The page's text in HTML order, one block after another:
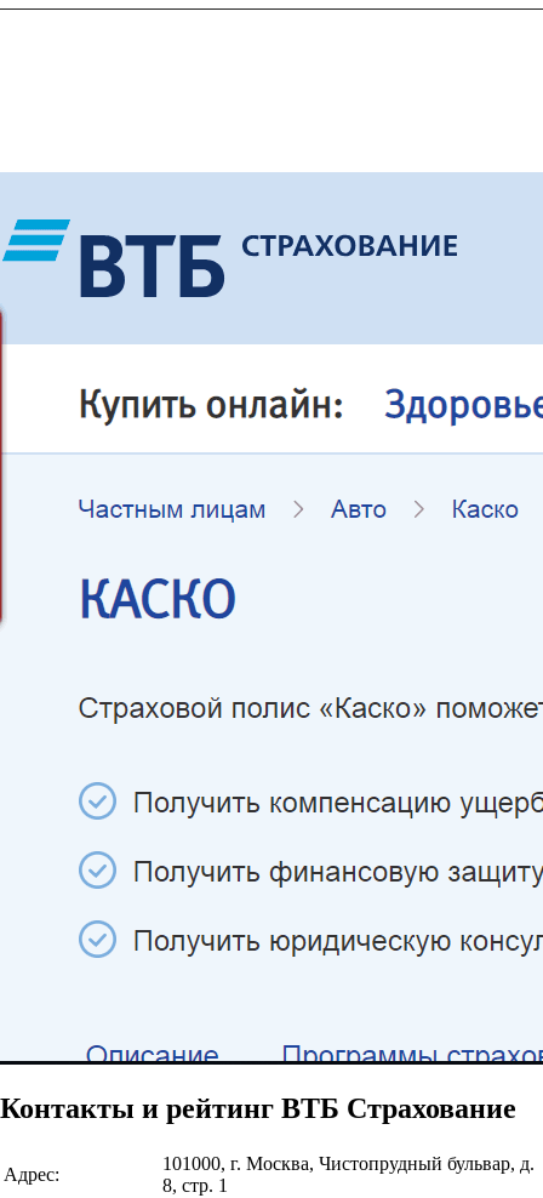
Контакты и рейтинг ВТБ Страхование
Адрес:
101000, г. Москва, Чистопрудный бульвар, д.
8, стр. 1